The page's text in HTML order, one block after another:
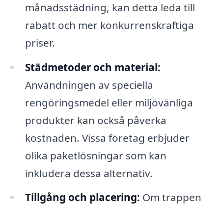
månadsstädning, kan detta leda till
rabatt och mer konkurrenskraftiga
priser.
Städmetoder och material:
Användningen av speciella
rengöringsmedel eller miljövänliga
produkter kan också påverka
kostnaden. Vissa företag erbjuder
olika paketlösningar som kan
inkludera dessa alternativ.
Tillgång och placering: Om trappen